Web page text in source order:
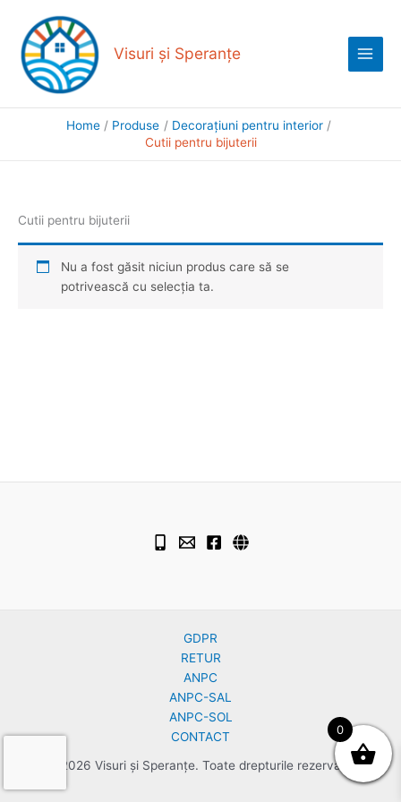
content
Visuri și Speranțe
Menu
Home Produse
Decorațiuni pentru interior
Cutii pentru bijuterii
Cutii pentru bijuterii
Nu a fost găsit niciun produs care să se
potrivească cu selecția ta.
GDPR
RETUR
ANPC
ANPC-SAL
ANPC-SOL
CONTACT
© 2026 Visuri și Speranțe. Toate drepturile rezervate.
0